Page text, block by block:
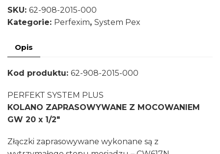
PLUS
Kolano
GW
x
1/2"
SKU: 62-908-2015-000
Kategorie: Perfexim, System Pex
Opis
Kod produktu: 62-908-2015-000
PERFEKT SYSTEM PLUS
KOLANO ZAPRASOWYWANE Z MOCOWANIEM
GW 20 x 1/2″
Złączki zaprasowywane wykonane są z